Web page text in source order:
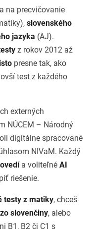
na precvičovanie
slovenského
jazyka (AJ).
z rokov 2012 až
presne tak, ako
test z každého
externých
NÚCEM – Národný
digitálne spracované
NIVaM. Každý
a voliteľné AI
riešenie.
testy z matiky, chceš
slovenčiny, alebo
B1, B2 či C1 s